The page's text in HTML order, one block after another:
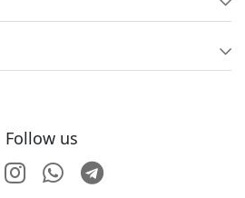
Follow us
Instagram
Whatsapp
Telegram